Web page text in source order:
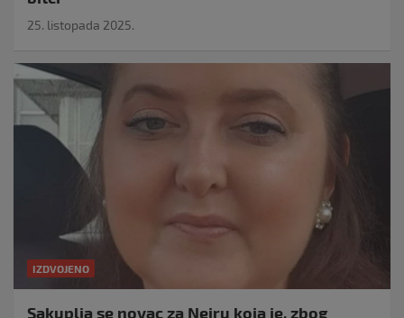
25. listopada 2025.
IZDVOJENO
Sakuplja se novac za Neiru koja je, zbog